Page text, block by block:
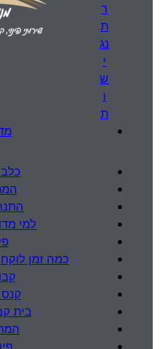
ר
ת
נג
י
ש
ו
ת
למי
כמה זמן
בית